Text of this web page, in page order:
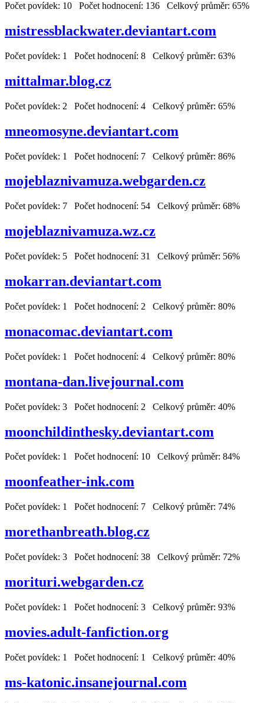
Počet povídek: 10 Počet hodnocení: 136 Celkový průměr: 65%
mistressblackwater.deviantart.com
Počet povídek: 1 Počet hodnocení: 8 Celkový průměr: 63%
mittalmar.blog.cz
Počet povídek: 2 Počet hodnocení: 4 Celkový průměr: 65%
mneomosyne.deviantart.com
Počet povídek: 1 Počet hodnocení: 7 Celkový průměr: 86%
mojeblaznivamuza.webgarden.cz
Počet povídek: 7 Počet hodnocení: 54 Celkový průměr: 68%
mojeblaznivamuza.wz.cz
Počet povídek: 5 Počet hodnocení: 31 Celkový průměr: 56%
mokarran.deviantart.com
Počet povídek: 1 Počet hodnocení: 2 Celkový průměr: 80%
monacomac.deviantart.com
Počet povídek: 1 Počet hodnocení: 4 Celkový průměr: 80%
montana-dan.livejournal.com
Počet povídek: 3 Počet hodnocení: 2 Celkový průměr: 40%
moonchildinthesky.deviantart.com
Počet povídek: 1 Počet hodnocení: 10 Celkový průměr: 84%
moonfeather-ink.com
Počet povídek: 1 Počet hodnocení: 7 Celkový průměr: 74%
morethanbreath.blog.cz
Počet povídek: 3 Počet hodnocení: 38 Celkový průměr: 72%
morituri.webgarden.cz
Počet povídek: 1 Počet hodnocení: 3 Celkový průměr: 93%
movies.adult-fanfiction.org
Počet povídek: 1 Počet hodnocení: 1 Celkový průměr: 40%
ms-katonic.insanejournal.com